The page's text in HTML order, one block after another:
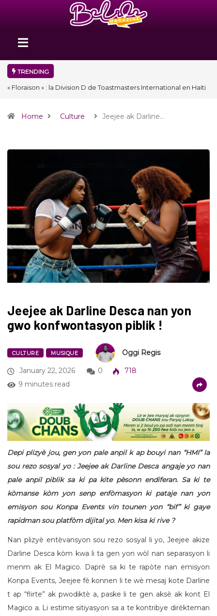
TRENDING
« Floraison » : la Division D de Toastmasters International en Haïti
Home Culture Jeejee ak Darline…
Jeejee ak Darline Desca nan yon
gwo konfwontasyon piblik !
CULTURE MUSIQUE Oggi Regis
January 22, 2026 0
718
9 minutes read
Depi plizyè jou, gen yon pale anpil k ap bouyi nan “HMI” la
sou rezo sosyal yo : Jeejee ak Darline Desca angaje yo nan
pale anpil piblik sa ki pa kite pèsonn endiferan. Sa ki te
kòmanse kòm yon senp enfòmasyon ki pataje nan yon
emisyon sou Konpa Events vin tounen yon “bif” ki gaye
rapidman sou platfòm dijital yo. Men kisa ki rive ?
Nan plizyè entèvansyon sou rezo sosyal li yo, Jeejee akize
Darline Desca kòm kwa li ta gen yon wòl nan separasyon li
menm ak El Magico. Daprè sa ki te rapòte nan emisyon
Konpa Events, Jeejee fè konnen li te wè mesaj kote Darline
t ap “flirte” ak pwodiktè a, paske li te gen aksè ak kont El
Magico a. Li estime sitiyasyon sa a te kontribye dirèkteman